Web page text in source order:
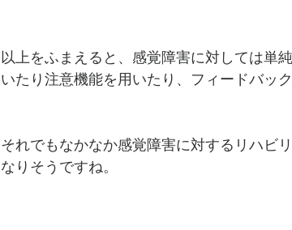
以上をふまえると、感覚障害に対しては単
いたり注意機能を用いたり、フィードバッ
それでもなかなか感覚障害に対するリハビ
なりそうですね。